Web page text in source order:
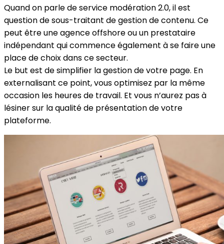
Quand on parle de service modération 2.0, il est
question de sous-traitant de gestion de contenu. Ce
peut être une agence offshore ou un prestataire
indépendant qui commence également à se faire une
place de choix dans ce secteur.
Le but est de simplifier la gestion de votre page. En
externalisant ce point, vous optimisez par la même
occasion les heures de travail. Et vous n’aurez pas à
lésiner sur la qualité de présentation de votre
plateforme.